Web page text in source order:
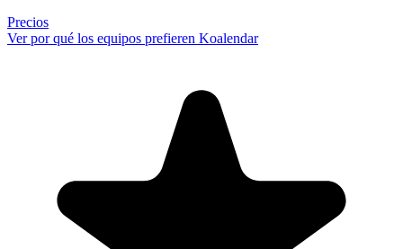
Precios
Ver por qué los equipos prefieren Koalendar